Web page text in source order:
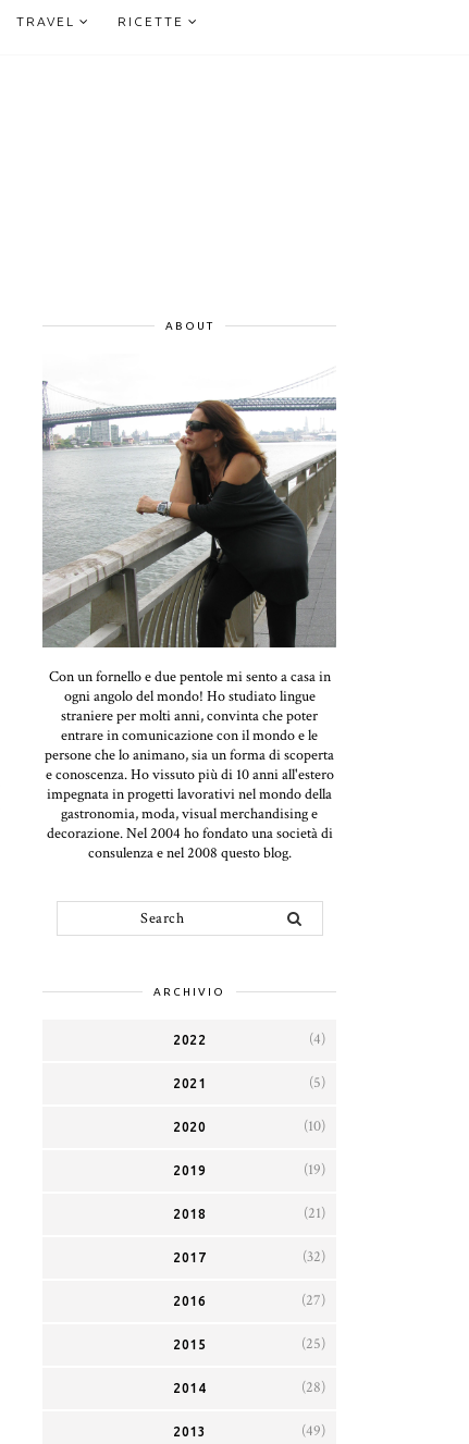
TRAVEL RICETTE
ABOUT
Con un fornello e due pentole mi sento a casa in
ogni angolo del mondo! Ho studiato lingue
straniere per molti anni, convinta che poter
entrare in comunicazione con il mondo e le
persone che lo animano, sia un forma di scoperta
e conoscenza. Ho vissuto più di 10 anni all'estero
impegnata in progetti lavorativi nel mondo della
gastronomia, moda, visual merchandising e
decorazione. Nel 2004 ho fondato una società di
consulenza e nel 2008 questo blog.
ARCHIVIO
2022 (4)
2021 (5)
2020 (10)
2019 (19)
2018 (21)
2017 (32)
2016 (27)
2015 (25)
2014 (28)
2013 (49)